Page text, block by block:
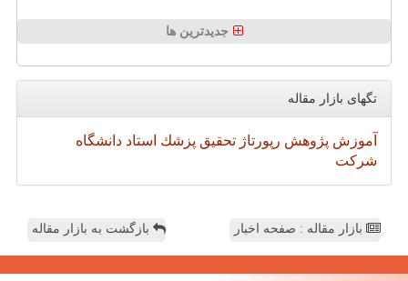
جدیدترین ها
تگهای بازار مقاله
آموزش پژوهش رپورتاژ تحقیق پزشك استاد دانشگاه
شركت
بازار مقاله : صفحه اخبار بازگشت به بازار مقاله